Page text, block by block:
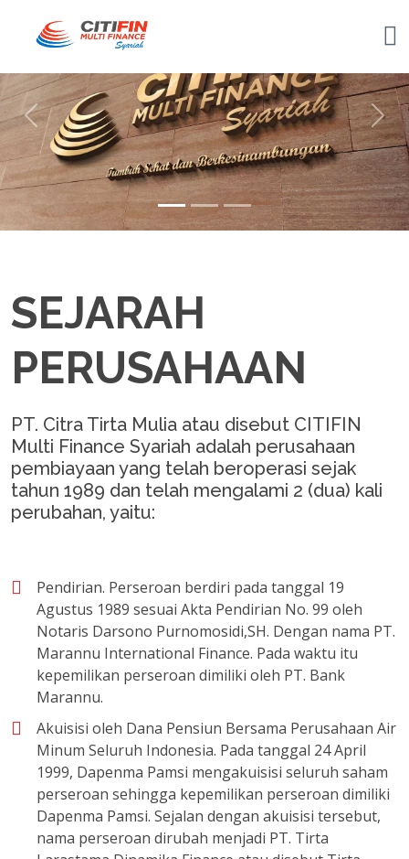
Previous Next
SEJARAH
PERUSAHAAN
PT. Citra Tirta Mulia atau disebut CITIFIN
Multi Finance Syariah adalah perusahaan
pembiayaan yang telah beroperasi sejak
tahun 1989 dan telah mengalami 2 (dua) kali
perubahan, yaitu:
Pendirian. Perseroan berdiri pada tanggal 19
Agustus 1989 sesuai Akta Pendirian No. 99 oleh
Notaris Darsono Purnomosidi,SH. Dengan nama PT.
Marannu International Finance. Pada waktu itu
kepemilikan perseroan dimiliki oleh PT. Bank
Marannu.
Akuisisi oleh Dana Pensiun Bersama Perusahaan Air
Minum Seluruh Indonesia. Pada tanggal 24 April
1999, Dapenma Pamsi mengakuisisi seluruh saham
perseroan sehingga kepemilikan perseroan dimiliki
Dapenma Pamsi. Sejalan dengan akuisisi tersebut,
nama perseroan dirubah menjadi PT. Tirta